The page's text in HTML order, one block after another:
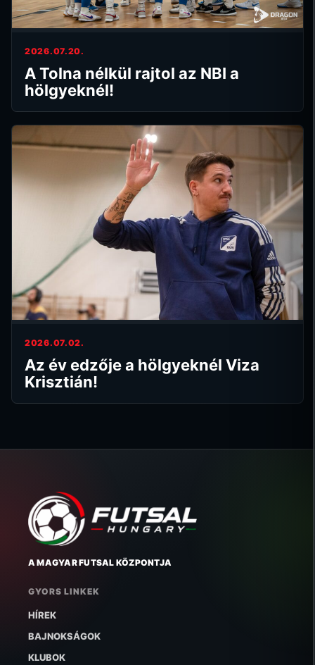
2026.07.20.
A Tolna nélkül rajtol az NBI a
hölgyeknél!
2026.07.02.
Az év edzője a hölgyeknél Viza
Krisztián!
A MAGYAR FUTSAL KÖZPONTJA
GYORS LINKEK
HÍREK
BAJNOKSÁGOK
KLUBOK